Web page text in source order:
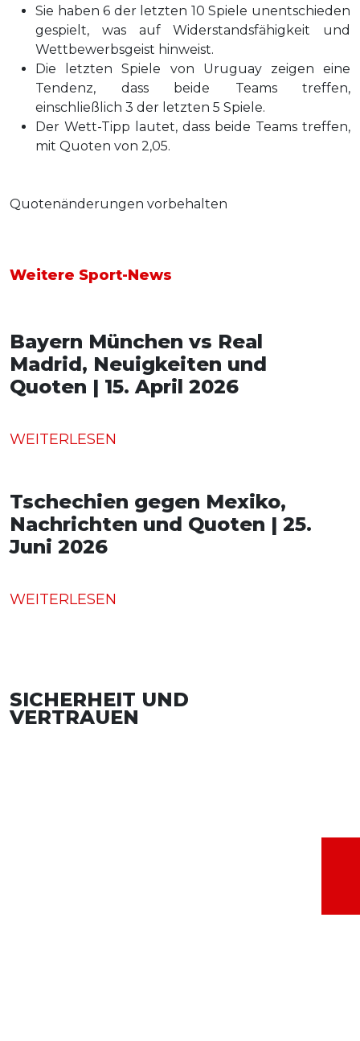
Sie haben 6 der letzten 10 Spiele unentschieden
gespielt, was auf Widerstandsfähigkeit und
Wettbewerbsgeist hinweist.
Die letzten Spiele von Uruguay zeigen eine
Tendenz, dass beide Teams treffen,
einschließlich 3 der letzten 5 Spiele.
Der Wett-Tipp lautet, dass beide Teams treffen,
mit Quoten von 2,05.
Quotenänderungen vorbehalten
Weitere Sport-News
Bayern München vs Real
Madrid, Neuigkeiten und
Quoten | 15. April 2026
WEITERLESEN
Tschechien gegen Mexiko,
Nachrichten und Quoten | 25.
Juni 2026
WEITERLESEN
SICHERHEIT UND
VERTRAUEN